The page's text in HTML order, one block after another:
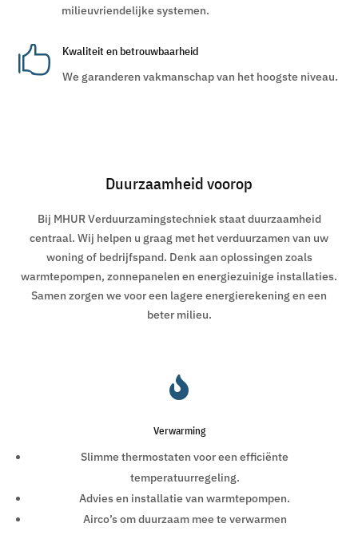
milieuvriendelijke systemen.

Kwaliteit en betrouwbaarheid
We garanderen vakmanschap van het hoogste niveau.
Duurzaamheid voorop
Bij MHUR Verduurzamingstechniek staat duurzaamheid
centraal. Wij helpen u graag met het verduurzamen van uw
woning of bedrijfspand. Denk aan oplossingen zoals
warmtepompen, zonnepanelen en energiezuinige installaties.
Samen zorgen we voor een lagere energierekening en een
beter milieu.

Verwarming
Slimme thermostaten voor een efficiënte
temperatuurregeling.
Advies en installatie van warmtepompen.
Airco’s om duurzaam mee te verwarmen